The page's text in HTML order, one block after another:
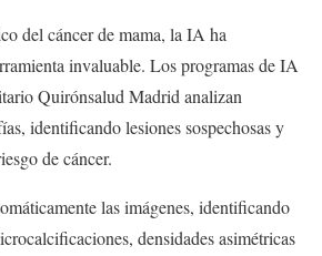
del cáncer de mama, la IA ha
invaluable. Los programas de IA
Quirónsalud Madrid analizan
identificando lesiones sospechosas y
de cáncer.
las imágenes, identificando
densidades asimétricas